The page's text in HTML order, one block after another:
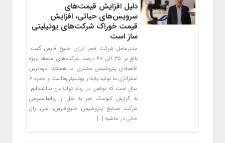
دلیل افزایش قیمت‌های
سرویس‌های حیاتی، افزایش
قیمت خوراک شرکت‌های یوتیلیتی
ساز است
مدیرعامل شرکت فجر انرژی خلیج فارس گفت:
بالغ بر ۳۵ الی ۴۰ درصد شرکت‌های منطقه ویژه
اقتصادی پتروشیمی مشتری ما هستند، مهم‌ترین
استراتژی ما تولید پایدار یوتیلیتی‌هاست و حدود ۷
سال است که توقفی در روند تولیدمان نداشته‌ایم.
به گزارش کیوسک خبر به نقل از روابط‌عمومی
شرکت صنایع پتروشیمی خلیج‌فارس، علی زال
خانی در حاشیه […]